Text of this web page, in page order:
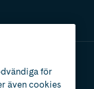
för
även cookies